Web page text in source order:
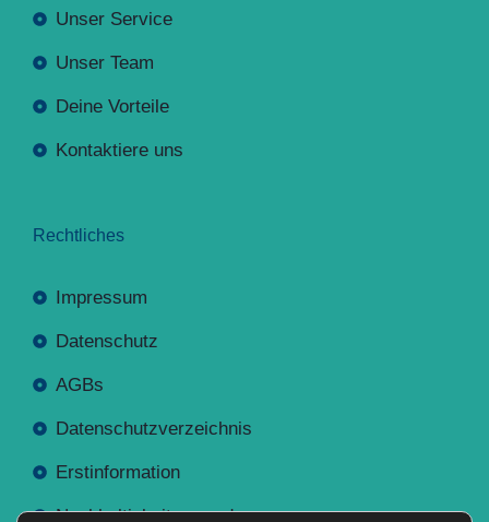
Unser Service
Unser Team
Deine Vorteile
Kontaktiere uns
Rechtliches
Impressum
Datenschutz
AGBs
Datenschutzverzeichnis
Erstinformation
Nachhaltigkeitsverordnung